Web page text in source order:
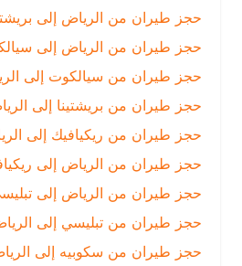
حجز طيران من الرياض إلى بريشتينا |
حجز طيران من الرياض إلى سيالكوت |
حجز طيران من سيالكوت إلى الرياض
|
حجز طيران من بريشتينا إلى الرياض
|
حجز طيران من ريكيافيك إلى الرياض
|
حجز طيران من الرياض إلى ريكيافيك |
حجز طيران من الرياض إلى تبليسي |
حجز طيران من تبليسي إلى الرياض
|
حجز طيران من سكوبيه إلى الرياض
|